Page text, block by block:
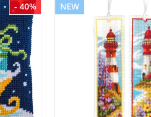
- 40% NEW